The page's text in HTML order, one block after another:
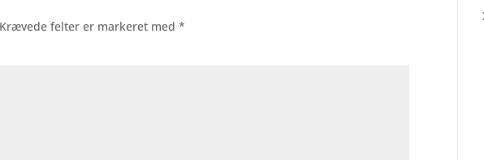
Krævede felter er markeret med *